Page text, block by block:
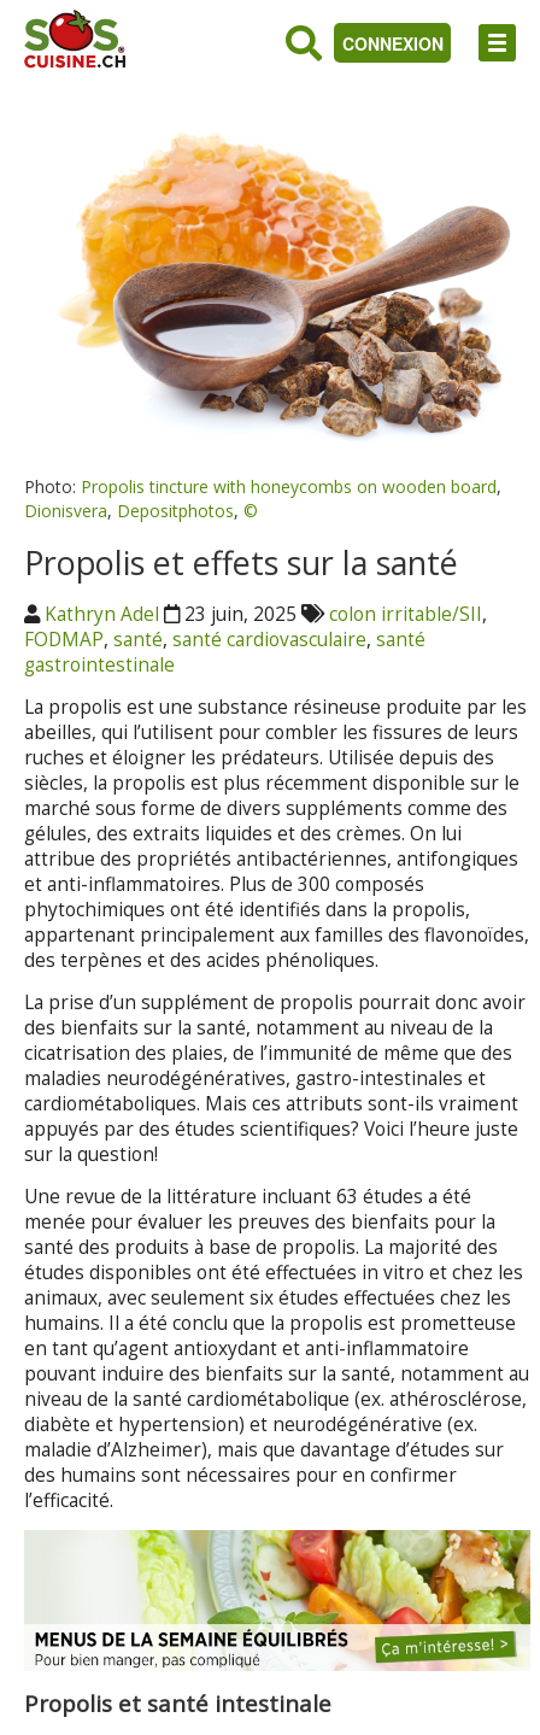
CONNEXION
Photo: Propolis tincture with honeycombs on wooden board,
Dionisvera, Depositphotos, ©
Propolis et effets sur la santé
Kathryn Adel 23 juin, 2025 colon irritable/SII,
FODMAP, santé, santé cardiovasculaire, santé
gastrointestinale
La propolis est une substance résineuse produite par les
abeilles, qui l’utilisent pour combler les fissures de leurs
ruches et éloigner les prédateurs. Utilisée depuis des
siècles, la propolis est plus récemment disponible sur le
marché sous forme de divers suppléments comme des
gélules, des extraits liquides et des crèmes. On lui
attribue des propriétés antibactériennes, antifongiques
et anti-inflammatoires. Plus de 300 composés
phytochimiques ont été identifiés dans la propolis,
appartenant principalement aux familles des flavonoïdes,
des terpènes et des acides phénoliques.
La prise d’un supplément de propolis pourrait donc avoir
des bienfaits sur la santé, notamment au niveau de la
cicatrisation des plaies, de l’immunité de même que des
maladies neurodégénératives, gastro-intestinales et
cardiométaboliques. Mais ces attributs sont-ils vraiment
appuyés par des études scientifiques? Voici l’heure juste
sur la question!
Une revue de la littérature incluant 63 études a été
menée pour évaluer les preuves des bienfaits pour la
santé des produits à base de propolis. La majorité des
études disponibles ont été effectuées in vitro et chez les
animaux, avec seulement six études effectuées chez les
humains. Il a été conclu que la propolis est prometteuse
en tant qu’agent antioxydant et anti-inflammatoire
pouvant induire des bienfaits sur la santé, notamment au
niveau de la santé cardiométabolique (ex. athérosclérose,
diabète et hypertension) et neurodégénérative (ex.
maladie d’Alzheimer), mais que davantage d’études sur
des humains sont nécessaires pour en confirmer
l’efficacité.
Propolis et santé intestinale